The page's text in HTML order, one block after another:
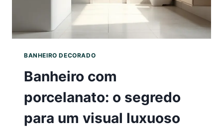
BANHEIRO DECORADO
Banheiro com
porcelanato: o segredo
para um visual luxuoso